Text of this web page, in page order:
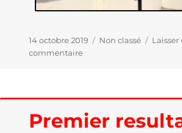
Publié
le
14 octobre 2019 Catégories
Non classé
Laisser
commentairesur
s’ouvrent
pour
Premier